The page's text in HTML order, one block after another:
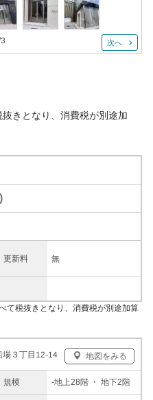
3 次へ
きとなり、消費税が別途加
更新料 無
場３丁目12-14 地図をみる
規模 -地上28階 ・ 地下2階
て税抜きとなり、消費税が別途加算